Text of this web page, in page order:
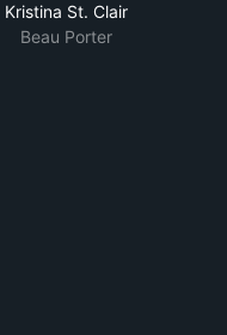
Kristina St. Clair
Beau Porter